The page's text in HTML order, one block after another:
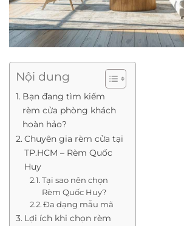
Nội dung
Bạn đang tìm kiếm
rèm cửa phòng khách
hoàn hảo?
Chuyên gia rèm cửa tại
TP.HCM – Rèm Quốc
Huy
Tại sao nên chọn
Rèm Quốc Huy?
Đa dạng mẫu mã
Lợi ích khi chọn rèm